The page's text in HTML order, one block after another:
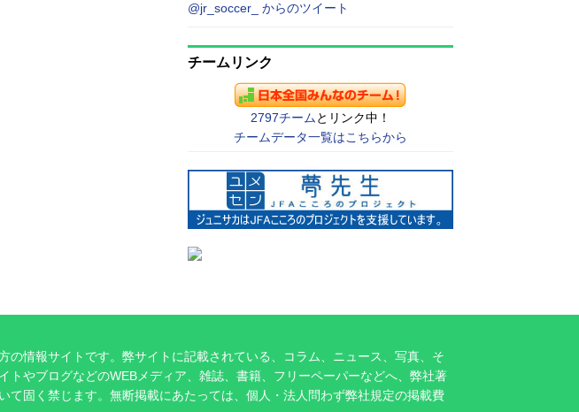
@jr_soccer_ からのツイート
チームリンク
2797チーム とリンク中！
チームデータ一覧はこちらから
の情報サイトです。弊サイトに記載されている、コラム、ニュース、写真、そ
やブログなどのWEBメディア、雑誌、書籍、フリーペーパーなどへ、弊社著
固く禁じます。無断掲載にあたっては、個人・法人問わず弊社規定の掲載費